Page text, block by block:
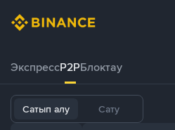
ЭкспрессP2PБлоктау
Сатып алу Сату